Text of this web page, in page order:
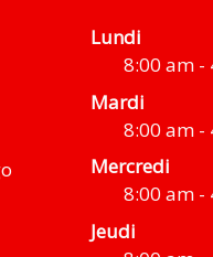
Lundi
8:00 am -
Mardi
8:00 am -
Mercredi
8:00 am -
Jeudi